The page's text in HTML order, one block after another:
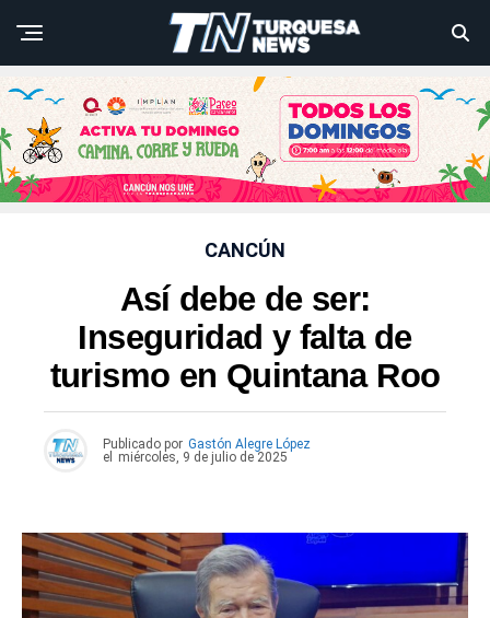
CANCÚN
Así debe de ser:
Inseguridad y falta de
turismo en Quintana Roo
Publicado por Gastón Alegre López
el
miércoles, 9 de julio de 2025